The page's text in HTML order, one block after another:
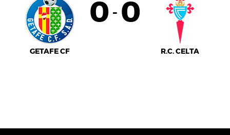
GETAFE CF
0 - 0
R.C. CELTA